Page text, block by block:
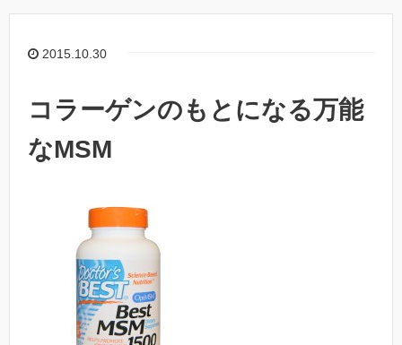
2015.10.30
コラーゲンのもとになる万能
なMSM